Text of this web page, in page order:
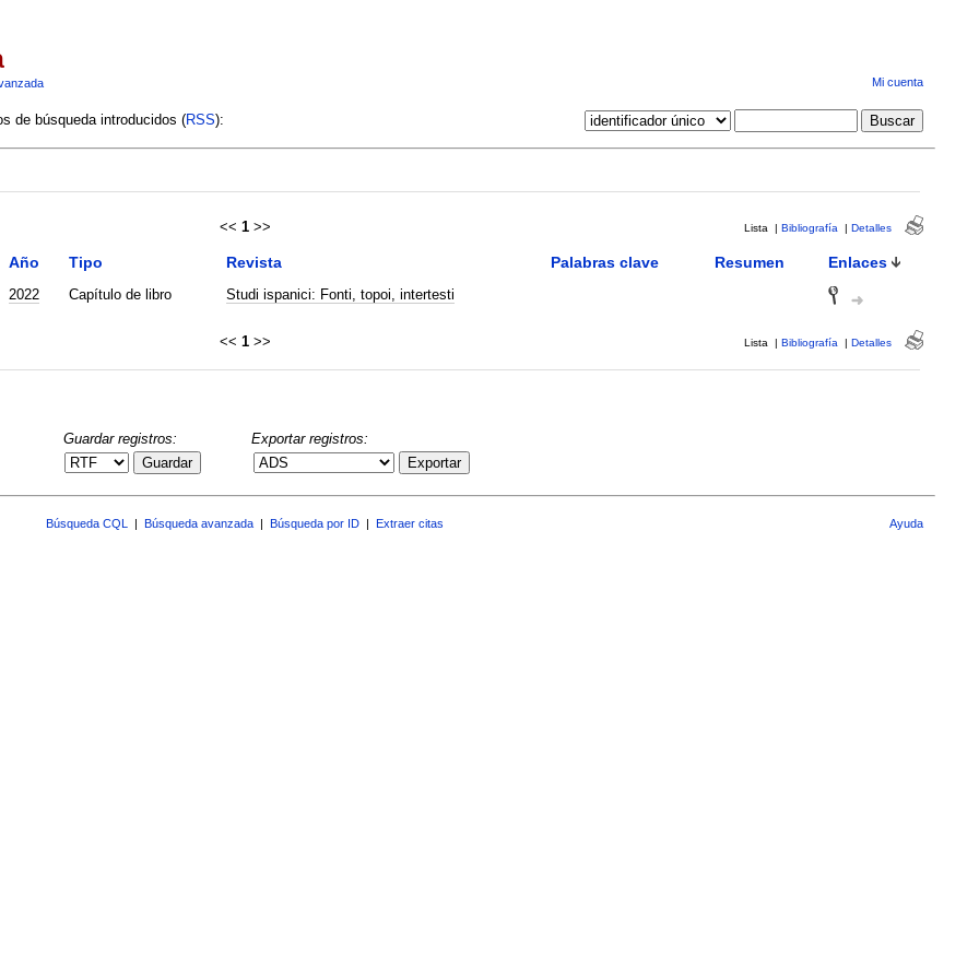
Mi cuenta
de búsqueda introducidos (RSS):
<< 1 >> Lista | Bibliografía | Detalles
Año Tipo Revista Palabras clave Resumen Enlaces
2022 Capítulo de libro Studi ispanici: Fonti, topoi, intertesti
<< 1 >> Lista | Bibliografía | Detalles
Guardar registros:
Guardar
Exportar registros:
Exportar
Búsqueda CQL Búsqueda avanzada Búsqueda por ID Extraer citas Ayuda